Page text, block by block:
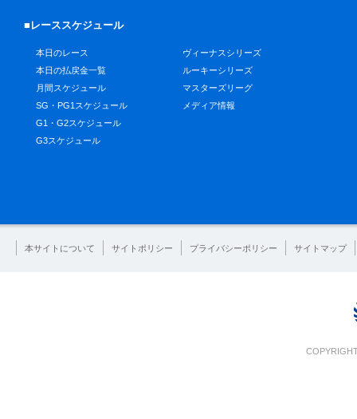
■レーススケジュール
本日のレース
本日の払戻金一覧
月間スケジュール
SG・PG1スケジュール
G1・G2スケジュール
G3スケジュール
ヴィーナスシリーズ
ルーキーシリーズ
マスターズリーグ
メディア情報
本サイトについて サイトポリシー プライバシーポリシー サイトマップ